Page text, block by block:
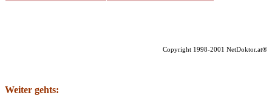
Copyright 1998-2001 NetDoktor.at®
Weiter gehts: